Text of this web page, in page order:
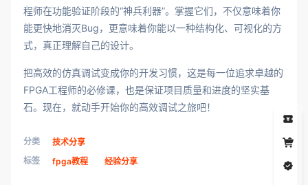
程师在功能验证阶段的“神兵利器”。掌握它们，不仅意味着你
能更快地消灭Bug，更意味着你能以一种结构化、可视化的方
式，真正理解自己的设计。
把高效的仿真调试变成你的开发习惯，这是每一位追求卓越的
FPGA工程师的必修课，也是保证项目质量和进度的坚实基
石。现在，就动手开始你的高效调试之旅吧！
分类
技术分享
标签
fpga教程 经验分享